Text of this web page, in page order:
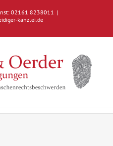
02161 8238011 |
kanzlei.de